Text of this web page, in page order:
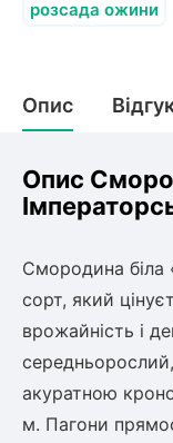
Оливкове
Мирт
Мушмула
Нектарин
Алича
Айва
Хурма
Смородина
Актинідія
Ірга
Ківі
Платан
Барбарис
Азалія
Дерен
Штамбові
Бузок
Садова
Граблі
Роторні
розсада ожини
Опис
Опис
Смородина біла
сорт, який
врожайність і
акуратною
м. Пагони